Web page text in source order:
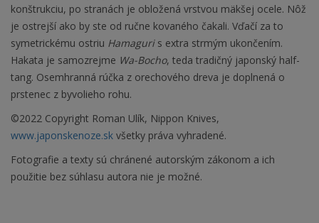
konštrukciu, po stranách je obložená vrstvou mäkšej ocele. Nôž
je ostrejší ako by ste od ručne kovaného čakali. Vďačí za to
symetrickému ostriu Hamaguris extra strmým ukončením.
Hakata je samozrejme Wa-Bocho, teda tradičný japonský half-
tang. Osemhranná rúčka z orechového dreva je doplnená o
prstenec z byvolieho rohu.
©2022 Copyright Roman Ulík, Nippon Knives,
www.japonskenoze.sk všetky práva vyhradené.
Fotografie a texty sú chránené autorským zákonom a ich
použitie bez súhlasu autora nie je možné.